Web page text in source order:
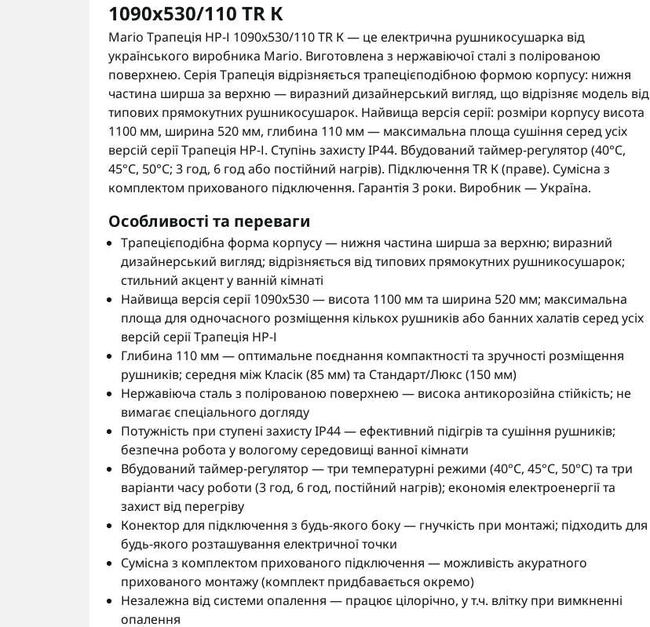
1090х530/110 TR К
Mario Трапеція НР-І 1090x530/110 TR К — це електрична рушникосушарка від
українського виробника Mario. Виготовлена з нержавіючої сталі з полірованою
поверхнею. Серія Трапеція відрізняється трапецієподібною формою корпусу: нижня
частина ширша за верхню — виразний дизайнерський вигляд, що відрізняє модель від
типових прямокутних рушникосушарок. Найвища версія серії: розміри корпусу висота
1100 мм, ширина 520 мм, глибина 110 мм — максимальна площа сушіння серед усіх
версій серії Трапеція НР-І. Ступінь захисту IP44. Вбудований таймер-регулятор (40°С,
45°С, 50°С; 3 год, 6 год або постійний нагрів). Підключення TR К (праве). Сумісна з
комплектом прихованого підключення. Гарантія 3 роки. Виробник — Україна.
Особливості та переваги
Трапецієподібна форма корпусу — нижня частина ширша за верхню; виразний
дизайнерський вигляд; відрізняється від типових прямокутних рушникосушарок;
стильний акцент у ванній кімнаті
Найвища версія серії 1090x530 — висота 1100 мм та ширина 520 мм; максимальна
площа для одночасного розміщення кількох рушників або банних халатів серед усіх
версій серії Трапеція НР-І
Глибина 110 мм — оптимальне поєднання компактності та зручності розміщення
рушників; середня між Класік (85 мм) та Стандарт/Люкс (150 мм)
Нержавіюча сталь з полірованою поверхнею — висока антикорозійна стійкість; не
вимагає спеціального догляду
Потужність при ступені захисту IP44 — ефективний підігрів та сушіння рушників;
безпечна робота у вологому середовищі ванної кімнати
Вбудований таймер-регулятор — три температурні режими (40°С, 45°С, 50°С) та три
варіанти часу роботи (3 год, 6 год, постійний нагрів); економія електроенергії та
захист від перегріву
Конектор для підключення з будь-якого боку — гнучкість при монтажі; підходить для
будь-якого розташування електричної точки
Сумісна з комплектом прихованого підключення — можливість акуратного
прихованого монтажу (комплект придбавається окремо)
Незалежна від системи опалення — працює цілорічно, у т.ч. влітку при вимкненні
опалення